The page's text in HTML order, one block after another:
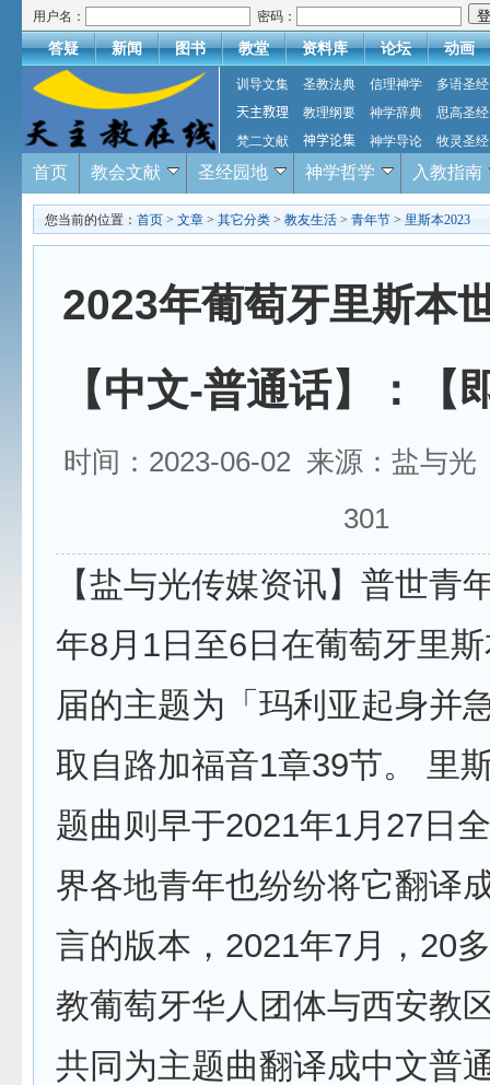
用户名： 密码：
答疑 新闻 图书 教堂 资料库 论坛 动画
训导文集 圣教法典 信理神学
多语圣经
天主教理
教理纲要 神学辞典
思高圣经
梵二文献
神学论集 神学导论 牧灵圣经
首页 教会文献 圣经园地 神学哲学 入教指南
您当前的位置： 首页 > 文章 > 其它分类 > 教友生活 > 青年节 > 里斯本2023
2023年葡萄牙里斯本
【中文-普通话】：【
时间：2023-06-02 来源：盐与
301
【盐与光传媒资讯】普世青
年8月1日至6日在葡萄牙里
届的主题为「玛利亚起身并
取自路加福音1章39节。 里
题曲则早于2021年1月27日
界各地青年也纷纷将它翻译
言的版本，2021年7月，20
教葡萄牙华人团体与西安教
共同为主题曲翻译成中文普